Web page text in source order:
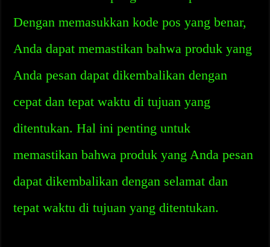
Dengan memasukkan kode pos yang benar,
Anda dapat memastikan bahwa produk yang
Anda pesan dapat dikembalikan dengan
cepat dan tepat waktu di tujuan yang
ditentukan. Hal ini penting untuk
memastikan bahwa produk yang Anda pesan
dapat dikembalikan dengan selamat dan
tepat waktu di tujuan yang ditentukan.